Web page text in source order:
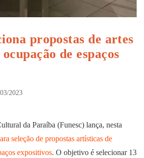
propostas de artes
de espaços
2023
da Paraíba (Funesc) lança, nesta
seleção de propostas artísticas de
expositivos. O objetivo é selecionar 13